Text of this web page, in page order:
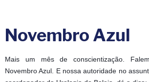
Novembro Azul
Mais um mês de conscientização.
Novembro Azul. E nossa autoridade no